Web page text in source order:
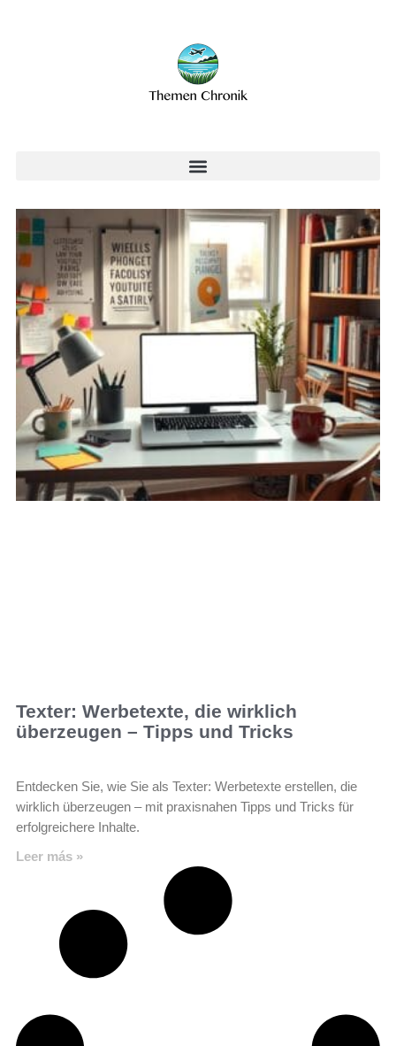
Texter: Werbetexte, die wirklich
überzeugen – Tipps und Tricks
Entdecken Sie, wie Sie als Texter: Werbetexte erstellen, die
wirklich überzeugen – mit praxisnahen Tipps und Tricks für
erfolgreichere Inhalte.
Leer más »